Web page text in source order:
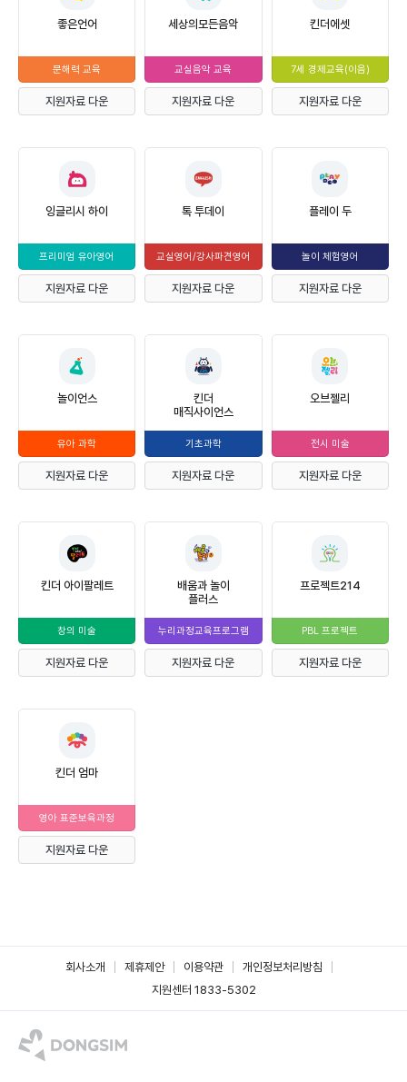
좋은언어
문해력 교육
지원자료 다운
세상의모든음악
교실음악 교육
지원자료 다운
킨더에셋
7세 경제교육(이음)
지원자료 다운
잉글리시 하이
프리미엄 유아영어
지원자료 다운
톡 투데이
교실영어/강사파견영어
지원자료 다운
플레이 두
놀이 체험영어
지원자료 다운
놀이언스
유아 과학
지원자료 다운
킨더
매직사이언스
기초과학
지원자료 다운
오브젤리
전시 미술
지원자료 다운
킨더 아이팔레트
창의 미술
지원자료 다운
배움과 놀이
플러스
누리과정교육프로그램
지원자료 다운
프로젝트214
PBL 프로젝트
지원자료 다운
킨더 엄마
영아 표준보육과정
지원자료 다운
회사소개 제휴제안 이용약관
개인정보처리방침
지원센터 1833-5302